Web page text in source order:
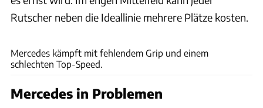
Rutscher neben die Ideallinie mehrere Plätze kosten.
Mercedes kämpft mit fehlendem Grip und einem
schlechten Top-Speed.
Mercedes in Problemen